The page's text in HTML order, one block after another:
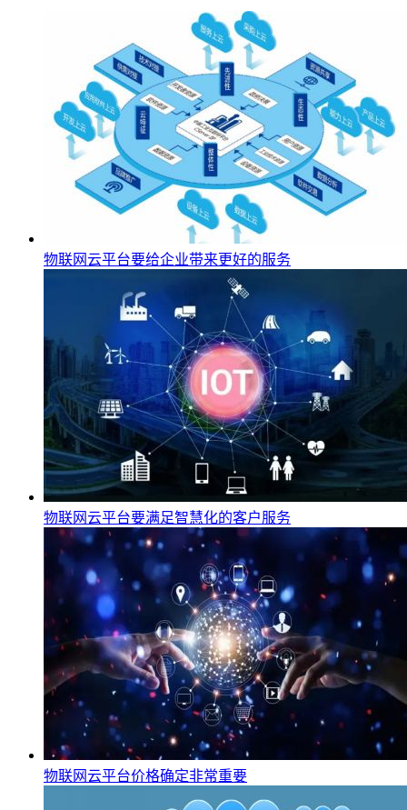
物联网云平台要给企业带来更好的服务
物联网云平台要满足智慧化的客户服务
物联网云平台价格确定非常重要